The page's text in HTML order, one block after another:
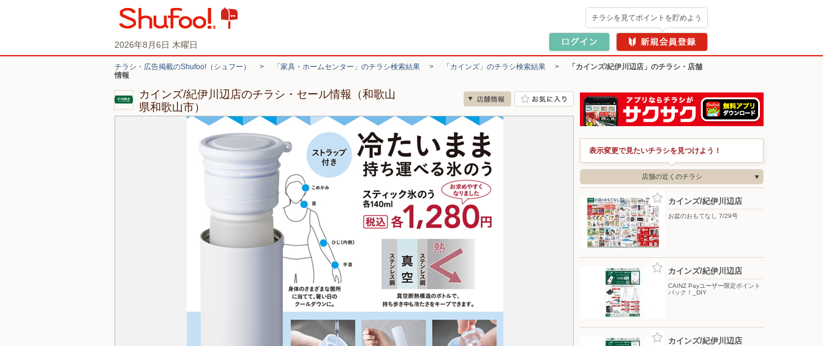
2026年8月6日 木曜日
チラシを見てポイントを貯めよう
チラシ・広告掲載のShufoo!（シュフー） > 「家具・ホームセンター」のチラシ検索結果 > 「カインズ」のチラシ検索結果 >
「カインズ/紀伊川辺店」のチラシ・店舗
情報
カインズ/紀伊川辺店のチラシ・セール情報（和歌山
県和歌山市）
表示変更で見たいチラシを見つけよう！
店舗の近くのチラシ
カインズ/紀伊川辺店
お盆のおもてなし 7/29号
カインズ/紀伊川辺店
CAINZ Payユーザー限定ポイント
バック！_DIY
カインズ/紀伊川辺店